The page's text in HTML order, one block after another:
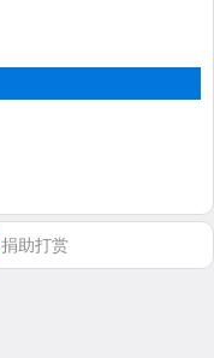
捐助打赏